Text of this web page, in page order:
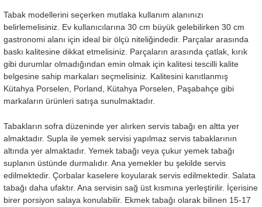
Tabak modellerini seçerken mutlaka kullanım alanınızı
belirlemelisiniz. Ev kullanıcılarına 30 cm büyük gelebilirken 30 cm
gastronomi alanı için ideal bir ölçü niteliğindedir. Parçalar arasında
baskı kalitesine dikkat etmelisiniz. Parçaların arasında çatlak, kırık
gibi durumlar olmadığından emin olmak için kalitesi tescilli kalite
belgesine sahip markaları seçmelisiniz. Kalitesini kanıtlanmış
Kütahya Porselen, Porland, Kütahya Porselen, Paşabahçe gibi
markaların ürünleri satışa sunulmaktadır.
Tabakların sofra düzeninde yer alırken servis tabağı en altta yer
almaktadır. Supla ile yemek servisi yapılmaz servis tabaklarının
altında yer almaktadır. Yemek tabağı veya çukur yemek tabağı
suplanın üstünde durmalıdır. Ana yemekler bu şekilde servis
edilmektedir. Çorbalar kaselere koyularak servis edilmektedir. Salata
tabağı daha ufaktır. Ana servisin sağ üst kısmına yerleştirilir. İçerisine
birer porsiyon salaya konulabilir. Ekmek tabağı olarak bilinen 15-17